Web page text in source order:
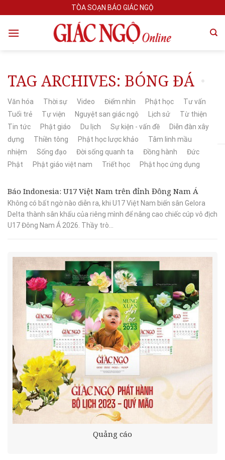
to
content
TÒA SOẠN BÁO GIÁC NGỘ
TAG ARCHIVES: BÓNG ĐÁ
Văn hóa Thời sự Video Điểm nhìn Phật học
Tư vấn
Tuổi trẻ
Tự viện Nguyệt san giác ngộ Lịch sử
Từ thiện
Tin tức
Phật giáo Du lịch Sự kiện - vấn đề
Diễn đàn xây
dựng
Thiền tông Phật học lược khảo
Tâm linh mầu
nhiệm
Sống đạo Đời sống quanh ta Đồng hành
Đức
Phật
Phật giáo việt nam Triết học Phật học ứng dụng
Báo Indonesia: U17 Việt Nam trên đỉnh Đông Nam Á
Không có bất ngờ nào diễn ra, khi U17 Việt Nam biến sân Gelora
Delta thành sân khấu của riêng mình để nâng cao chiếc cúp vô địch
U17 Đông Nam Á 2026. Thầy trò...
Quảng cáo